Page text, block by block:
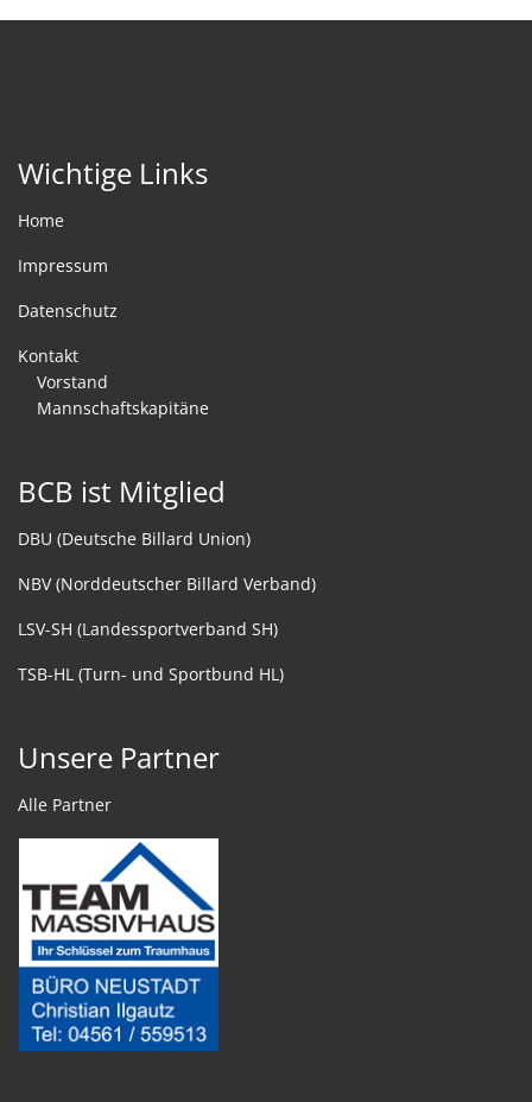
Wichtige Links
Home
Impressum
Datenschutz
Kontakt
Vorstand
Mannschaftskapitäne
BCB ist Mitglied
DBU (Deutsche Billard Union)
NBV (Norddeutscher Billard Verband)
LSV-SH (Landessportverband SH)
TSB-HL (Turn- und Sportbund HL)
Unsere Partner
Alle Partner